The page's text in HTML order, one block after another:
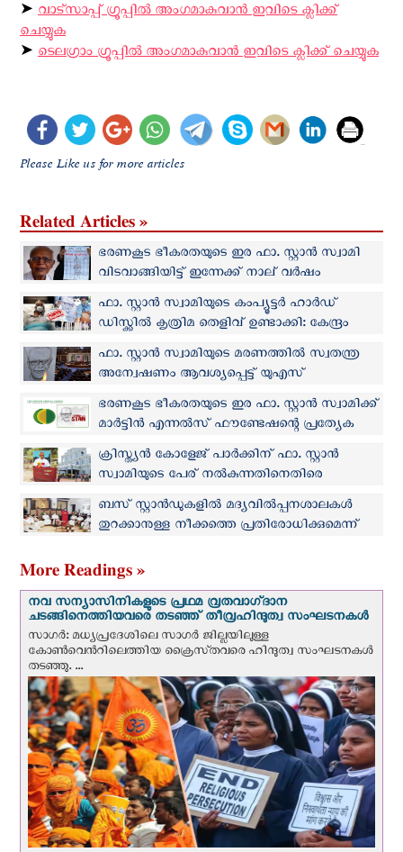
➤ വാട്സാപ്പ് ഗ്രൂപ്പിൽ അംഗമാകുവാൻ ഇവിടെ ക്ലിക്ക്
ചെയ്യുക
➤ ടെലഗ്രാം ഗ്രൂപ്പിൽ അംഗമാകുവാൻ ഇവിടെ ക്ലിക്ക് ചെയ്യുക
Please Like us for more articles
Related Articles »
ഭരണകൂട ഭീകരതയുടെ ഇര ഫാ. സ്റ്റാന്‍ സ്വാമി
വിടവാങ്ങിയിട്ട് ഇന്നേക്ക് നാല് വര്‍ഷം
ഫാ. സ്റ്റാന്‍ സ്വാമിയുടെ കംപ്യൂട്ടര്‍ ഹാർഡ്
ഡിസ്ക്കില്‍ കൃത്രിമ തെളിവ് ഉണ്ടാക്കി: കേന്ദ്രം
നടത്തിയ വേട്ടയാടല്‍ സ്ഥിരീകരിച്ച് യു‌എസ്
ഫോറന്‍സിക്ക് റിപ്പോര്‍ട്ട്
ഫാ. സ്റ്റാന്‍ സ്വാമിയുടെ മരണത്തില്‍ സ്വതന്ത്ര
അന്വേഷണം ആവശ്യപ്പെട്ട് യുഎസ്
കോണ്‍ഗ്രസില്‍ പ്രമേയം
ഭരണകൂട ഭീകരതയുടെ ഇര ഫാ. സ്റ്റാന്‍ സ്വാമിക്ക്
മാർട്ടിൻ എന്നൽസ് ഫൗണ്ടേഷന്റെ പ്രത്യേക
ബഹുമതി
ക്രിസ്ത്യന്‍ കോളേജ് പാര്‍ക്കിന് ഫാ. സ്റ്റാന്‍
സ്വാമിയുടെ പേര് നല്‍കുന്നതിനെതിരെ
തീവ്രഹിന്ദു സംഘടനകള്‍
ബസ് സ്റ്റാന്‍ഡുകളില്‍ മദ്യവില്‍പ്പനശാലകള്‍
തുറക്കാനുള്ള നീക്കത്തെ പ്രതിരോധിക്കുമെന്ന്
More Readings »
നവ സന്യാസിനികളുടെ പ്രഥമ വ്രതവാഗ്‌ദാന
ചടങ്ങിനെത്തിയവരെ തടഞ്ഞ് തീവ്രഹിന്ദുത്വ സംഘടനകള്‍
സാഗർ: മധ്യപ്രദേശിലെ സാഗർ ജില്ലയിലുള്ള
കോൺവെന്‍റിലെത്തിയ ക്രൈസ്‌തവരെ ഹിന്ദുത്വ സംഘടനകൾ
തടഞ്ഞു. ...